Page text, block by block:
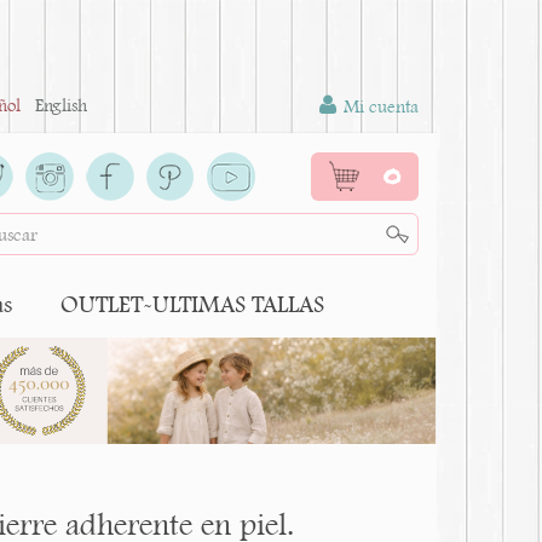
English Mi cuenta
0
OUTLET-ULTIMAS TALLAS
adherente en piel.